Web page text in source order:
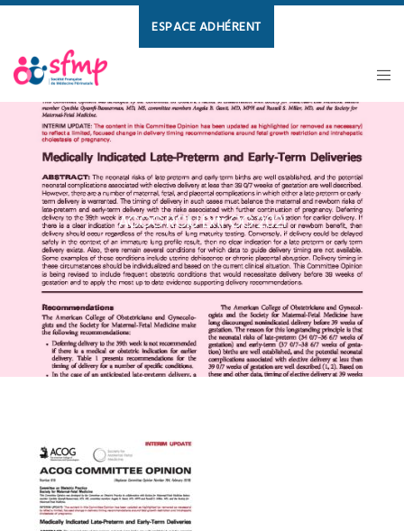
ESPACE ADHÉRENT
ACOG RCIU Extr OG 2021